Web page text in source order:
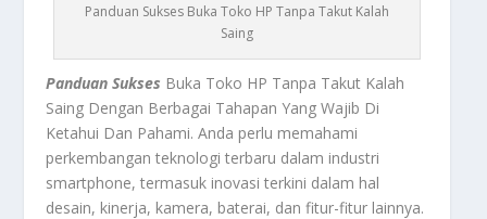
Panduan Sukses Buka Toko HP Tanpa Takut Kalah
Saing
Panduan Sukses Buka Toko HP Tanpa Takut Kalah
Saing Dengan Berbagai Tahapan Yang Wajib Di
Ketahui Dan Pahami.Anda perlu memahami
perkembangan teknologi terbaru dalam industri
smartphone, termasuk inovasi terkini dalam hal
desain, kinerja, kamera, baterai, dan fitur-fitur lainnya.